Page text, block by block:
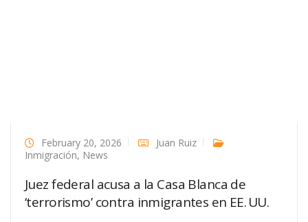
February 20, 2026
Juan Ruiz
Inmigración, News
Juez federal acusa a la Casa Blanca de
‘terrorismo’ contra inmigrantes en EE. UU.